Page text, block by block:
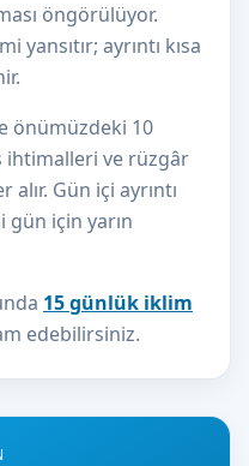
öngörülüyor.
ayrıntı kısa
önümüzdeki 10
ihtimalleri ve rüzgâr
Gün içi ayrıntı
gün için yarın
15 günlük iklim
edebilirsiniz.